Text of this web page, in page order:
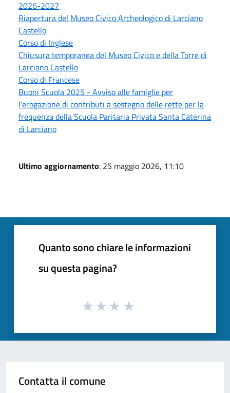
2026-2027
Riapertura del Museo Civico Archeologico di Larciano
Castello
Corso di Inglese
Chiusura temporanea del Museo Civico e della Torre di
Larciano Castello
Corso di Francese
Buoni Scuola 2025 - Avviso alle famiglie per
l'erogazione di contributi a sostegno delle rette per la
frequenza della Scuola Paritaria Privata Santa Caterina
di Larciano
Ultimo aggiornamento: 25 maggio 2026, 11:10
Quanto sono chiare le informazioni
su questa pagina?
Contatta il comune